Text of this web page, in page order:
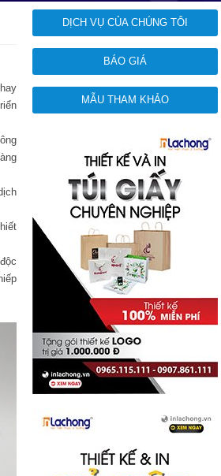
DỊCH VỤ CỦA CHÚNG TÔI
BÁO GIÁ
MẪU THAM KHẢO